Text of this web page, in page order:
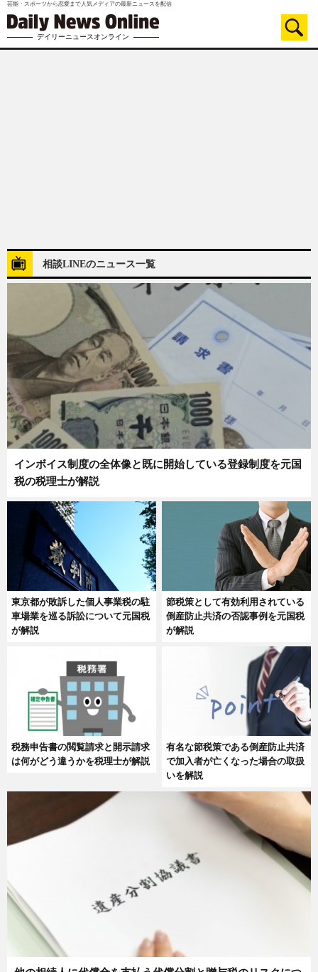
芸能・スポーツから恋愛まで人気メディアの最新ニュースを配信
デイリーニュースオンライン
相談LINEのニュース一覧
インボイス制度の全体像と既に開始している登録制度を元国
税の税理士が解説
東京都が敗訴した個人事業税の駐
車場業を巡る訴訟について元国税
が解説
節税策として有効利用されている
倒産防止共済の否認事例を元国税
が解説
税務申告書の閲覧請求と開示請求
は何がどう違うかを税理士が解説
有名な節税策である倒産防止共済
で加入者が亡くなった場合の取扱
いを解説